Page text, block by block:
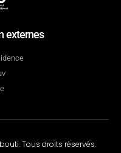
externes
Tous droits réservés.